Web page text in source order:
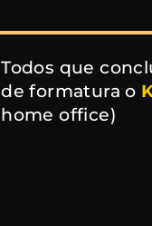
Todos que
de formatura o
home office)